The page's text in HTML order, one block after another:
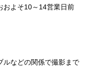
およそ10～14営業日前
ルなどの関係で撮影まで